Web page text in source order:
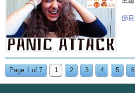
節
Page 1 of 7 1 2 3 4 5 6